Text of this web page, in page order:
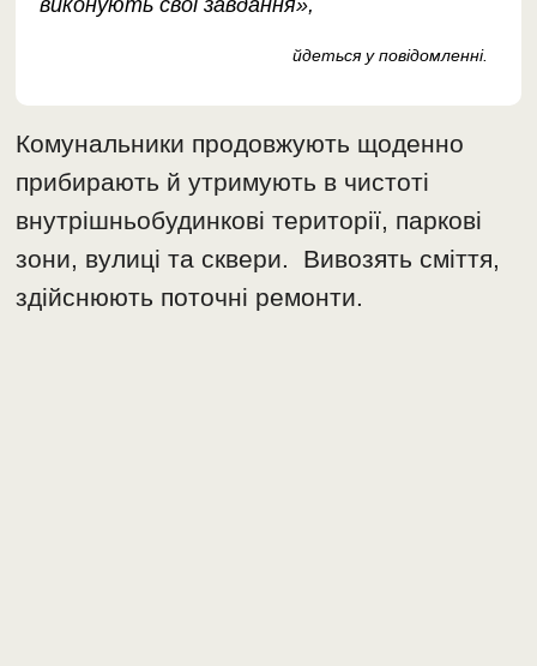
виконують свої завдання»,
йдеться у повідомленні.
Комунальники продовжують щоденно
прибирають й утримують в чистоті
внутрішньобудинкові території, паркові
зони, вулиці та сквери. Вивозять сміття,
здійснюють поточні ремонти.